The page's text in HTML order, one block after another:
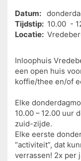
Datum:
Tijdstip: 10.00 -
Locatie:
Inloophuis
een open huis
koffie/thee en/of
Elke
10.00 – 12.00 uur
zuid-zijde.
Elke eerste
“activiteit”, dat
verrassen! 2x per